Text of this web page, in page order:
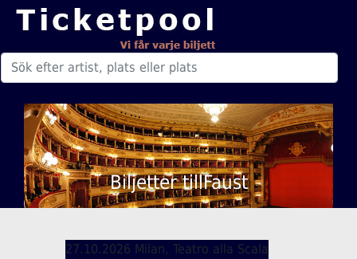
Biljetter tillFaust
27.10.2026 Milan, Teatro alla Scala